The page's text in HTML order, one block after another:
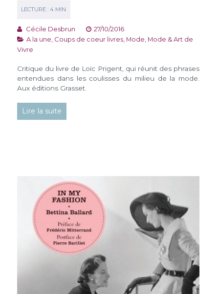
Cécile Desbrun
27/10/2016
A la une Coups de coeur livres Mode Mode & Art de
Vivre
Critique du livre de Loïc Prigent, qui réunit des phrases
entendues dans les coulisses du milieu de la mode.
Aux éditions Grasset.
Lire la suite